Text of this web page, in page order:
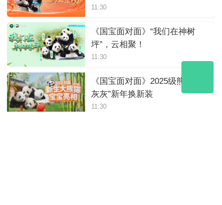
11:30
《国宝面对面》“我们在神树
坪”，云相聚！
11:30
《国宝面对面》2025级熊猫“小
灰灰”新年换新装
11:30